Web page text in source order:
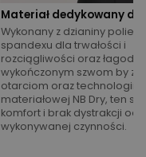
Materiał dedykowany
Wykonany z dzianiny
spandexu dla trwałości i
rozciągliwości oraz
wykończonym szwom by
otarciom oraz technologii
materiałowej NB Dry, ten
komfort i brak dystrakcji od
wykonywanej czynności.